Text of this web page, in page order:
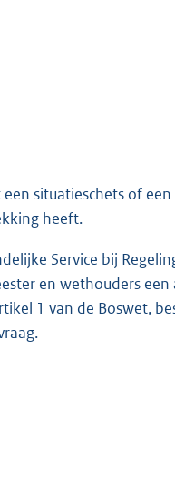
situatieschets of
heeft.
Service bij
en wethouders
1 van de Boswet,